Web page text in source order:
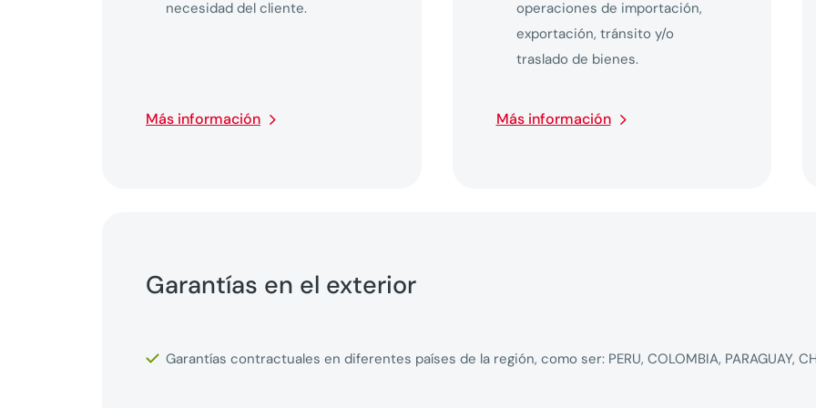
necesidad del cliente.
Más información
operaciones de importación,
exportación, tránsito y/o
traslado de bienes.
Más información
Garantías en el exterior
Garantías contractuales en diferentes países de la región, como ser: PERU, COLOMBIA, PARAGUAY,